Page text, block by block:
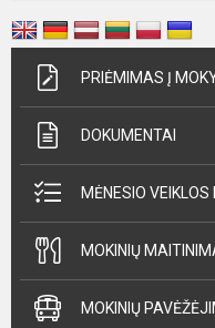
PRIĖMIMAS Į
DOKUMENTAI
MĖNESIO
MOKINIŲ
MOKINIŲ